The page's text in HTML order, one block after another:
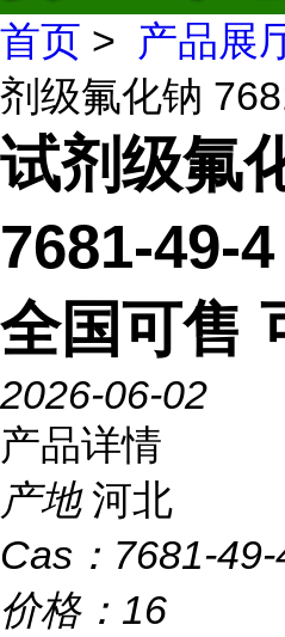
首页 > 产品展
剂级氟化钠
试剂级氟
7681-49-
全国可售
2026-06-02
产品详情
产地 河北
Cas： 7681-49-
价格： 16